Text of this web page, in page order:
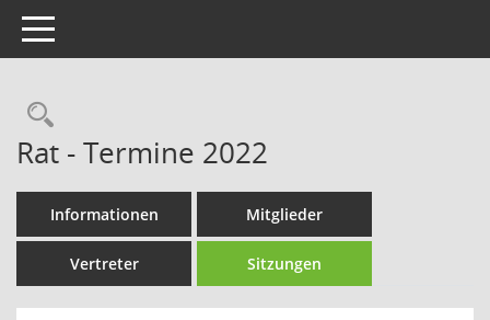
Toggle navigation
Rechercheauswahl
Rat - Termine 2022
Informationen Mitglieder
Vertreter Sitzungen